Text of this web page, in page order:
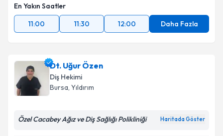
En Yakın Saatler
11:00
11:30 12:00 Daha Fazla
Dt. Uğur Özen
Diş Hekimi
Bursa, Yıldırım
Özel Cacabey Ağız ve Diş Sağlığı Polikliniği Haritada Göster